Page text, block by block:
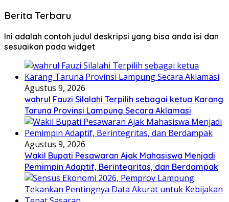
Berita Terbaru
Ini adalah contoh judul deskripsi yang bisa anda isi dan
sesuaikan pada widget
Agustus 9, 2026
wahrul Fauzi Silalahi Terpilih sebagai ketua Karang
Taruna Provinsi Lampung Secara Aklamasi
Agustus 9, 2026
Wakil Bupati Pesawaran Ajak Mahasiswa Menjadi
Pemimpin Adaptif, Berintegritas, dan Berdampak